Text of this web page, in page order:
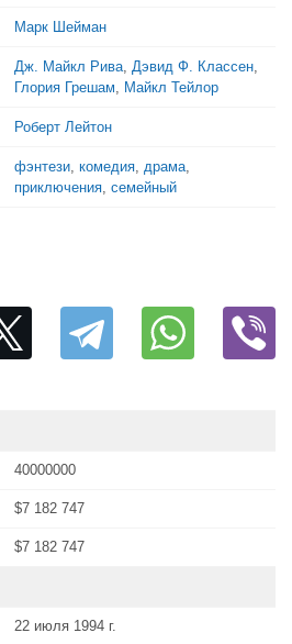
Марк Шейман
Дж. Майкл Рива, Дэвид Ф. Классен,
Глория Грешам, Майкл Тейлор
Роберт Лейтон
фэнтези, комедия, драма,
приключения, семейный
40000000
$7 182 747
$7 182 747
22 июля 1994 г.